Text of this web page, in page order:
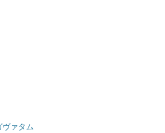
ァタム